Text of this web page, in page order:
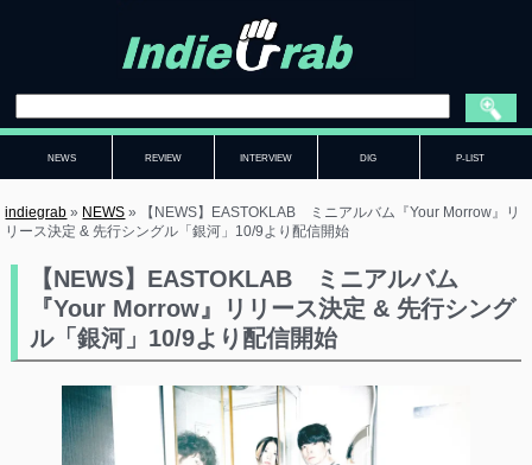
NEWS REVIEW INTERVIEW DIG P-LIST
indiegrab » NEWS »
【NEWS】EASTOKLAB ミニアルバム『Your Morrow』リ
リース決定 & 先行シングル「銀河」10/9より配信開始
【NEWS】EASTOKLAB ミニアルバム
『Your Morrow』リリース決定 & 先行シング
ル「銀河」10/9より配信開始